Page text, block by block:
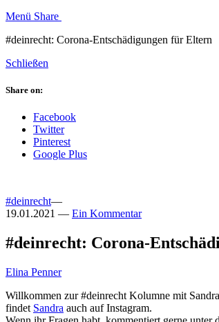
Menü Share
#deinrecht: Corona-Entschädigungen für Eltern
Schließen
Share on:
Facebook
Twitter
Pinterest
Google Plus
#deinrecht—
19.01.2021 — Ein Kommentar
#deinrecht: Corona-
Elina Penner
Willkommen zur #deinrecht Kolumne mit
findet Sandra auch auf Instagram.